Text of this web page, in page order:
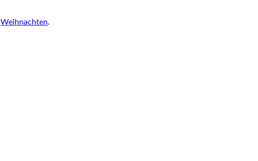
Weihnachten.